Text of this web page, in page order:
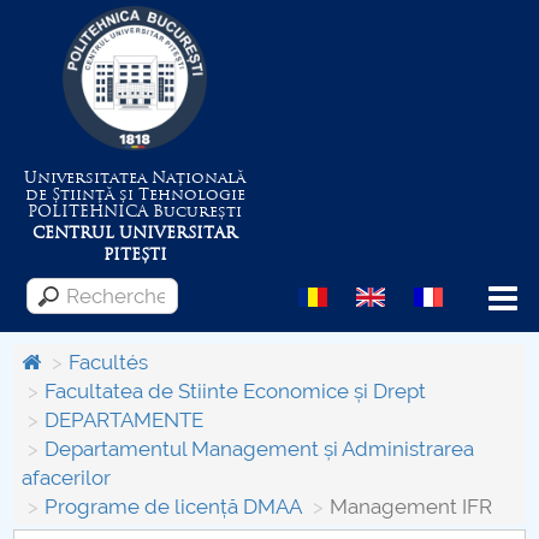
Universitatea Națională
de Știință și Tehnologie
POLITEHNICABucurești
CENTRUL UNIVERSITAR
PITEȘTI
Menu
Despre Universitate
Centrul de Management al Proiectelor
Facultés
Facultatea de Stiinte Economice și Drept
DEPARTAMENTE
Departamentul Management și Administrarea
afacerilor
Programe de licență DMAA
Management IFR